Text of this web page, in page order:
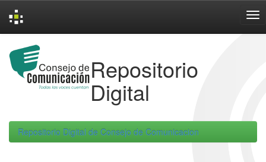
navigation
Repositorio
Digital
Repositorio Digital de Consejo de Comunicacion